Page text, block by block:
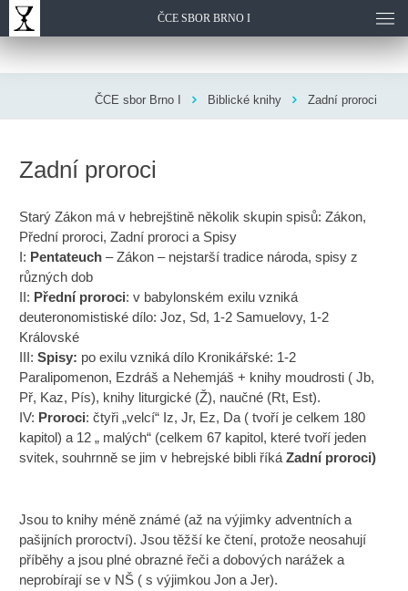
ČCE SBOR BRNO I
ČCE sbor Brno I Biblické knihy Zadní proroci
Zadní proroci
Starý Zákon má v hebrejštině několik skupin spisů: Zákon,
Přední proroci, Zadní proroci a Spisy
I: Pentateuch – Zákon – nejstarší tradice národa, spisy z
různých dob
II: Přední proroci: v babylonském exilu vzniká
deuteronomistiské dílo: Joz, Sd, 1-2 Samuelovy, 1-2
Královské
III:Spisy: po exilu vzniká dílo Kronikářské: 1-2
Paralipomenon, Ezdráš a Nehemjáš + knihy moudrosti ( Jb,
Př, Kaz, Pís), knihy liturgické (Ž), naučné (Rt, Est).
IV: Proroci: čtyři „velcí“ Iz, Jr, Ez, Da ( tvoří je celkem 180
kapitol) a 12 „ malých“ (celkem 67 kapitol, které tvoří jeden
svitek, souhrnně se jim v hebrejské bibli říkáZadní proroci)
Jsou to knihy méně známé (až na výjimky adventních a
pašijních proroctví). Jsou těžší ke čtení, protože neosahují
příběhy a jsou plné obrazné řeči a dobových narážek a
neprobírají se v NŠ ( s výjimkou Jon a Jer).